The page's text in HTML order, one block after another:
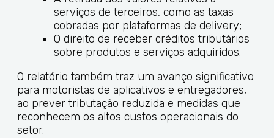
serviços de terceiros, como as taxas
cobradas por plataformas de delivery;
O direito de receber créditos tributários
sobre produtos e serviços adquiridos.
O relatório também traz um avanço significativo
para motoristas de aplicativos e entregadores,
ao prever tributação reduzida e medidas que
reconhecem os altos custos operacionais do
setor.